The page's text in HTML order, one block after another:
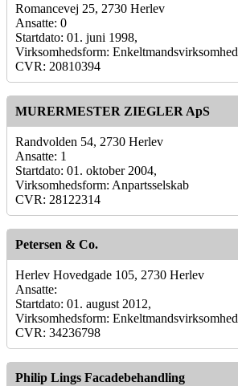
Romancevej 25, 2730 Herlev
Ansatte: 0
Startdato: 01. juni 1998,
Virksomhedsform: Enkeltmandsvirksomhed
CVR: 20810394
MURERMESTER ZIEGLER ApS
Randvolden 54, 2730 Herlev
Ansatte: 1
Startdato: 01. oktober 2004,
Virksomhedsform: Anpartsselskab
CVR: 28122314
Petersen & Co.
Herlev Hovedgade 105, 2730 Herlev
Ansatte:
Startdato: 01. august 2012,
Virksomhedsform: Enkeltmandsvirksomhed
CVR: 34236798
Philip Lings Facadebehandling